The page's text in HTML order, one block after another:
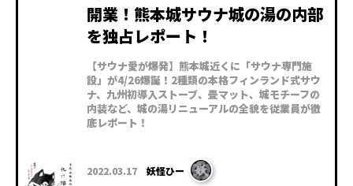
開業！熊本城サウナ城の湯の内部
を独占レポート！
【サウナ愛が爆発】熊本城近くに「サウナ専門施
設」が4/26爆誕！2種類の本格フィンランド式サウ
ナ、九州初導入ストーブ、畳マット、城モチーフの
内装など、城の湯リニューアルの全貌を従業員が徹
底レポート！
2022.03.17 妖怪ひー